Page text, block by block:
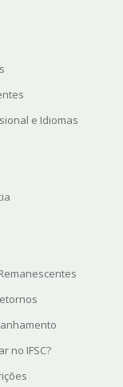
e Idiomas
no IFSC?